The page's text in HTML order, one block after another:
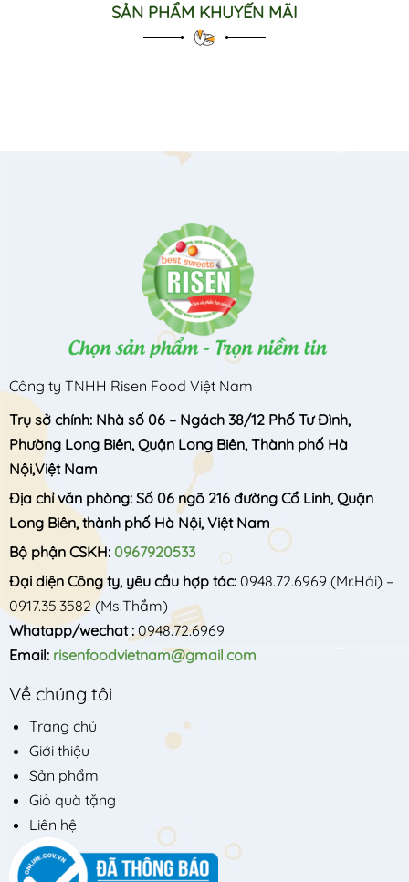
SẢN PHẨM KHUYẾN MÃI
Công ty TNHH Risen Food Việt Nam
Trụ sở chính: Nhà số 06 – Ngách 38/12 Phố Tư Đình,
Phường Long Biên, Quận Long Biên, Thành phố Hà
Nội,Việt Nam
Địa chỉ văn phòng: Số 06 ngõ 216 đường Cổ Linh, Quận
Long Biên, thành phố Hà Nội, Việt Nam
Bộ phận CSKH: 0967920533
Đại diện Công ty, yêu cầu hợp tác: 0948.72.6969 (Mr.Hải) –
0917.35.3582(Ms.Thắm)
Whatapp/wechat : 0948.72.6969
Email: risenfoodvietnam@gmail.com
Về chúng tôi
Trang chủ
Giới thiệu
Sản phẩm
Giỏ quà tặng
Liên hệ